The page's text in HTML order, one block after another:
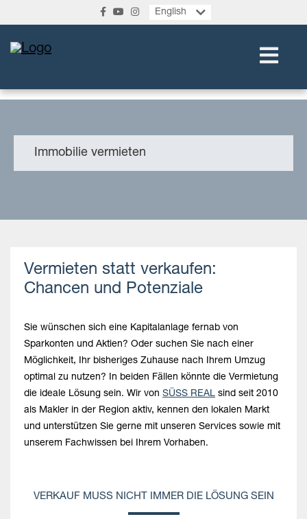
English
Immobilie vermieten
Vermieten statt verkaufen:
Chancen und Potenziale
Sie wünschen sich eine Kapitalanlage fernab von
Sparkonten und Aktien? Oder suchen Sie nach einer
Möglichkeit, Ihr bisheriges Zuhause nach Ihrem Umzug
optimal zu nutzen? In beiden Fällen könnte die Vermietung
die ideale Lösung sein. Wir von SÜSS REAL sind seit 2010
als Makler in der Region aktiv, kennen den lokalen Markt
und unterstützen Sie gerne mit unseren Services sowie mit
unserem Fachwissen bei Ihrem Vorhaben.
VERKAUF MUSS NICHT IMMER DIE LÖSUNG SEIN